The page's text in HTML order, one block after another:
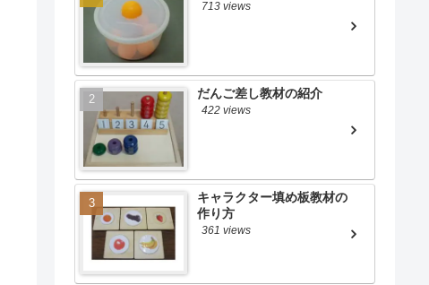
713 views
だんご差し教材の紹介
422 views
キャラクター填め板教材の
作り方
361 views